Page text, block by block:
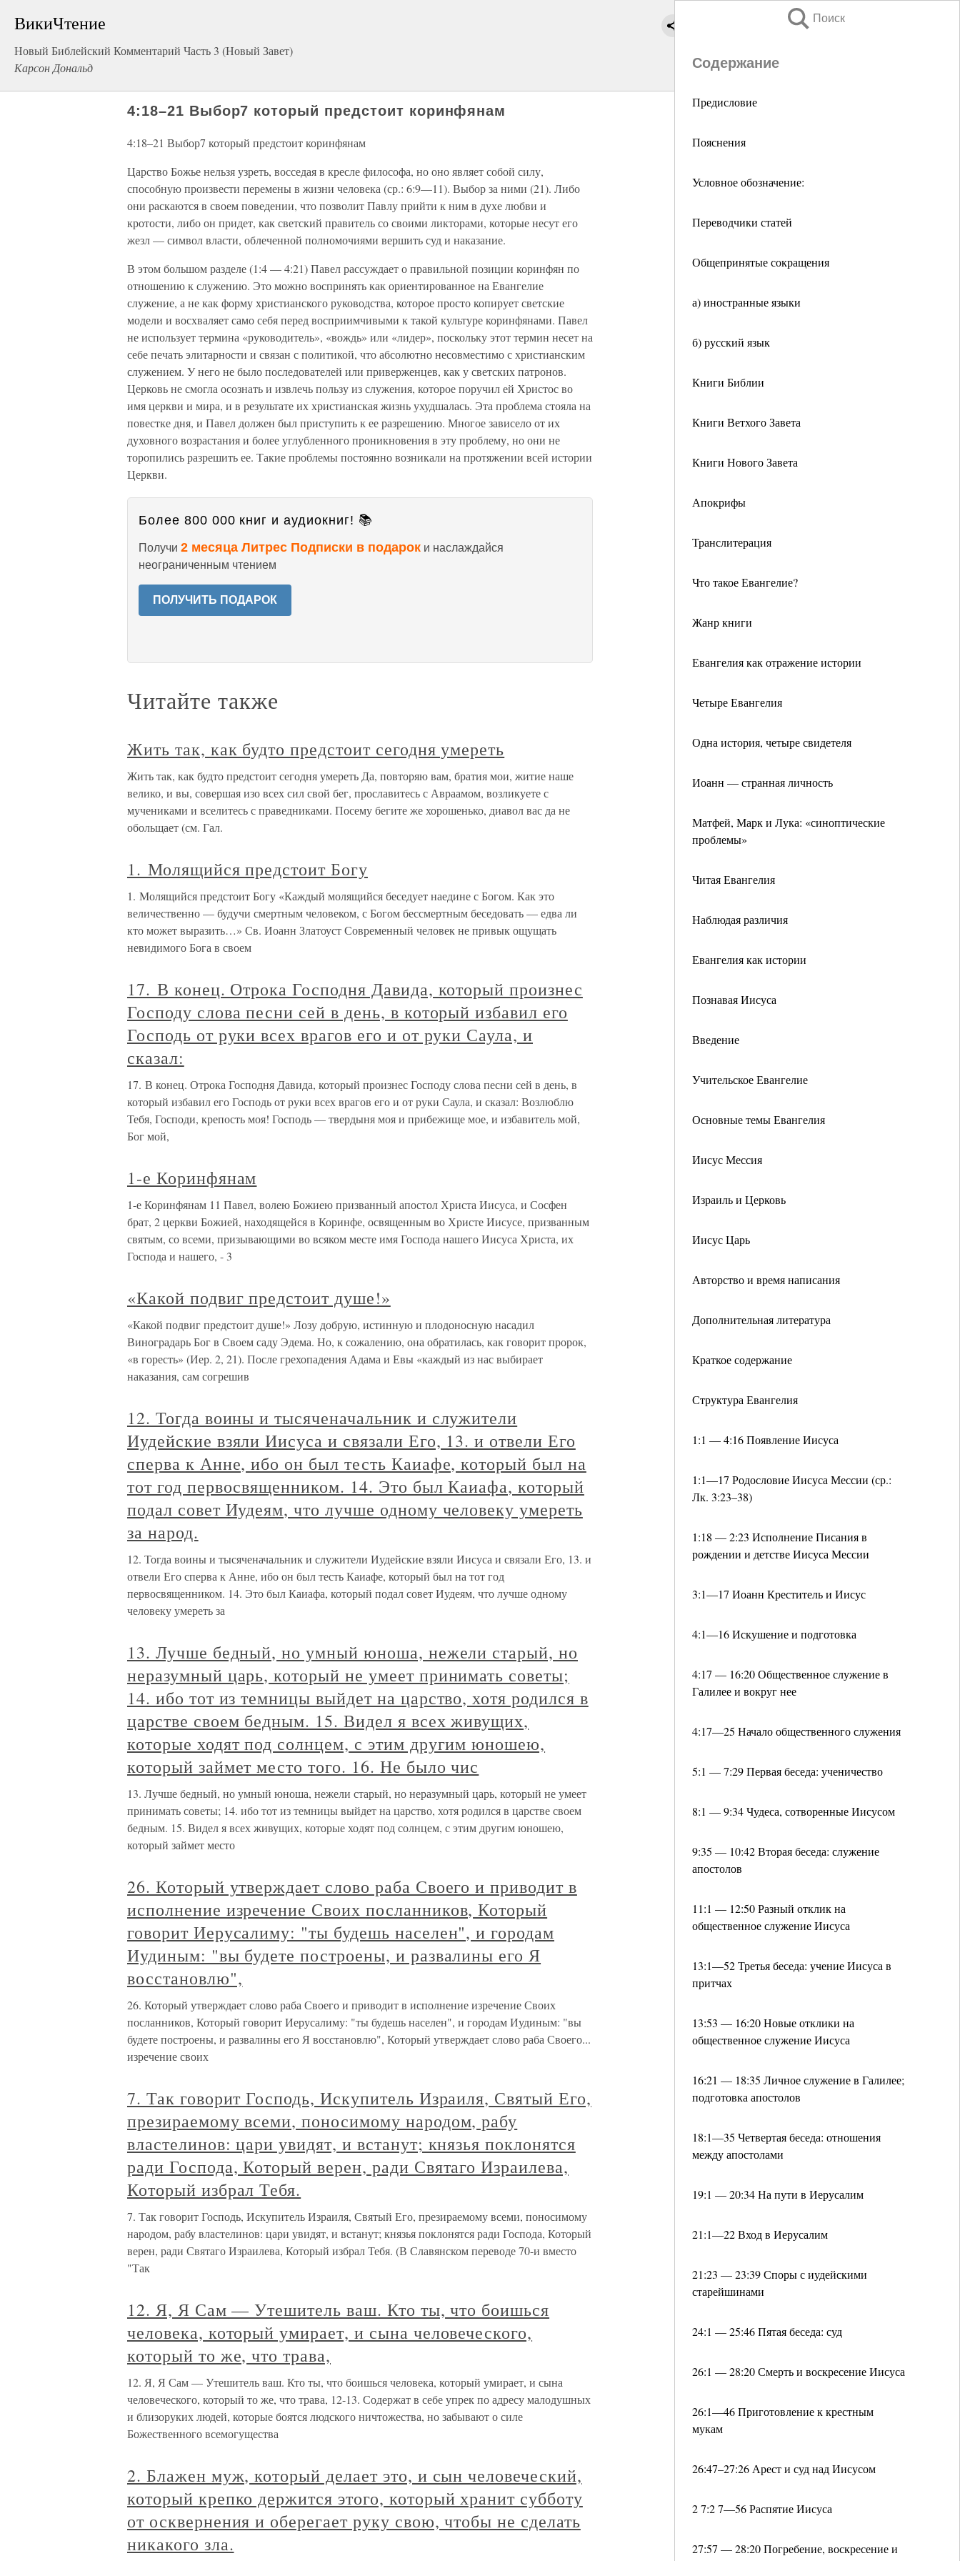
ВикиЧтение
Новый Библейский Комментарий Часть 3 (Новый Завет)
Карсон Дональд
Поиск
Содержание
Предисловие
Пояснения
Условное обозначение:
Переводчики статей
Общепринятые сокращения
а) иностранные языки
б) русский язык
Книги Библии
Книги Ветхого Завета
Книги Нового Завета
Апокрифы
Транслитерация
Что такое Евангелие?
Жанр книги
Евангелия как отражение истории
Четыре Евангелия
Одна история, четыре свидетеля
Иоанн — странная личность
Матфей, Марк и Лука: «синоптические
проблемы»
Читая Евангелия
Наблюдая различия
Евангелия как истории
Познавая Иисуса
Введение
Учительское Евангелие
Основные темы Евангелия
Иисус Мессия
Израиль и Церковь
Иисус Царь
Авторство и время написания
Дополнительная литература
Краткое содержание
Структура Евангелия
1:1 — 4:16 Появление Иисуса
1:1—17 Родословие Иисуса Мессии (ср.:
Лк. 3:23–38)
1:18 — 2:23 Исполнение Писания в
рождении и детстве Иисуса Мессии
3:1—17 Иоанн Креститель и Иисус
4:1—16 Искушение и подготовка
4:17 — 16:20 Общественное служение в
Галилее и вокруг нее
4:17—25 Начало общественного служения
5:1 — 7:29 Первая беседа: ученичество
8:1 — 9:34 Чудеса, сотворенные Иисусом
9:35 — 10:42 Вторая беседа: служение
апостолов
11:1 — 12:50 Разный отклик на
общественное служение Иисуса
13:1—52 Третья беседа: учение Иисуса в
притчах
13:53 — 16:20 Новые отклики на
общественное служение Иисуса
16:21 — 18:35 Личное служение в Галилее;
подготовка апостолов
18:1—35 Четвертая беседа: отношения
между апостолами
19:1 — 20:34 На пути в Иерусалим
21:1—22 Вход в Иерусалим
21:23 — 23:39 Споры с иудейскими
старейшинами
24:1 — 25:46 Пятая беседа: суд
26:1 — 28:20 Смерть и воскресение Иисуса
26:1—46 Приготовление к крестным
мукам
26:47–27:26 Арест и суд над Иисусом
2 7:2 7—56 Распятие Иисуса
27:57 — 28:20 Погребение, воскресение и
4:18–21 Выбор7 который предстоит коринфянам
4:18–21 Выбор7 который предстоит коринфянам
Царство Божье нельзя узреть, восседая в кресле философа, но оно являет собой силу,
способную произвести перемены в жизни человека (ср.: 6:9—11). Выбор за ними (21). Либо
они раскаются в своем поведении, что позволит Павлу прийти к ним в духе любви и
кротости, либо он придет, как светский правитель со своими ликторами, которые несут его
жезл — символ власти, облеченной полномочиями вершить суд и наказание.
В этом большом разделе (1:4 — 4:21) Павел рассуждает о правильной позиции коринфян по
отношению к служению. Это можно воспринять как ориентированное на Евангелие
служение, а не как форму христианского руководства, которое просто копирует светские
модели и восхваляет само себя перед восприимчивыми к такой культуре коринфянами. Павел
не использует термина «руководитель», «вождь» или «лидер», поскольку этот термин несет на
себе печать элитарности и связан с политикой, что абсолютно несовместимо с христианским
служением. У него не было последователей или приверженцев, как у светских патронов.
Церковь не смогла осознать и извлечь пользу из служения, которое поручил ей Христос во
имя церкви и мира, и в результате их христианская жизнь ухудшалась. Эта проблема стояла на
повестке дня, и Павел должен был приступить к ее разрешению. Многое зависело от их
духовного возрастания и более углубленного проникновения в эту проблему, но они не
торопились разрешить ее. Такие проблемы постоянно возникали на протяжении всей истории
Церкви.
Более 800 000 книг и аудиокниг! 📚
Получи 2 месяца Литрес Подписки в подарок и наслаждайся
неограниченным чтением
ПОЛУЧИТЬ ПОДАРОК
Читайте также
Жить так, как будто предстоит сегодня умереть
Жить так, как будто предстоит сегодня умереть Да, повторяю вам, братия мои, житие наше
велико, и вы, совершая изо всех сил свой бег, прославитесь с Авраамом, возликуете с
мучениками и вселитесь с праведниками. Посему бегите же хорошенько, диавол вас да не
обольщает (см. Гал.
1. Молящийся предстоит Богу
1. Молящийся предстоит Богу «Каждый молящийся беседует наедине с Богом. Как это
величественно — будучи смертным человеком, с Богом бессмертным беседовать — едва ли
кто может выразить…» Св. Иоанн Златоуст Современный человек не привык ощущать
невидимого Бога в своем
17. В конец. Отрока Господня Давида, который произнес
Господу слова песни сей в день, в который избавил его
Господь от руки всех врагов его и от руки Саула, и
сказал:
17. В конец. Отрока Господня Давида, который произнес Господу слова песни сей в день, в
который избавил его Господь от руки всех врагов его и от руки Саула, и сказал: Возлюблю
Тебя, Господи, крепость моя! Господь — твердыня моя и прибежище мое, и избавитель мой,
Бог мой,
1-е Коринфянам
1-е Коринфянам 11 Павел, волею Божиею призванный апостол Христа Иисуса, и Сосфен
брат, 2 церкви Божией, находящейся в Коринфе, освященным во Христе Иисусе, призванным
святым, со всеми, призывающими во всяком месте имя Господа нашего Иисуса Христа, их
Господа и нашего, - 3
«Какой подвиг предстоит душе!»
«Какой подвиг предстоит душе!» Лозу добрую, истинную и плодоносную насадил
Виноградарь Бог в Своем саду Эдема. Но, к сожалению, она обратилась, как говорит пророк,
«в горесть» (Иер. 2, 21). После грехопадения Адама и Евы «каждый из нас выбирает
наказания, сам согрешив
12. Тогда воины и тысяченачальник и служители
Иудейские взяли Иисуса и связали Его, 13. и отвели Его
сперва к Анне, ибо он был тесть Каиафе, который был на
тот год первосвященником. 14. Это был Каиафа, который
подал совет Иудеям, что лучше одному человеку умереть
за народ.
12. Тогда воины и тысяченачальник и служители Иудейские взяли Иисуса и связали Его, 13. и
отвели Его сперва к Анне, ибо он был тесть Каиафе, который был на тот год
первосвященником. 14. Это был Каиафа, который подал совет Иудеям, что лучше одному
человеку умереть за
13. Лучше бедный, но умный юноша, нежели старый, но
неразумный царь, который не умеет принимать советы;
14. ибо тот из темницы выйдет на царство, хотя родился в
царстве своем бедным. 15. Видел я всех живущих,
которые ходят под солнцем, с этим другим юношею,
который займет место того. 16. Не было чис
13. Лучше бедный, но умный юноша, нежели старый, но неразумный царь, который не умеет
принимать советы; 14. ибо тот из темницы выйдет на царство, хотя родился в царстве своем
бедным. 15. Видел я всех живущих, которые ходят под солнцем, с этим другим юношею,
который займет место
26. Который утверждает слово раба Своего и приводит в
исполнение изречение Своих посланников, Который
говорит Иерусалиму: "ты будешь населен", и городам
Иудиным: "вы будете построены, и развалины его Я
восстановлю",
26. Который утверждает слово раба Своего и приводит в исполнение изречение Своих
посланников, Который говорит Иерусалиму: "ты будешь населен", и городам Иудиным: "вы
будете построены, и развалины его Я восстановлю", Который утверждает слово раба Своего...
изречение своих
7. Так говорит Господь, Искупитель Израиля, Святый Его,
презираемому всеми, поносимому народом, рабу
властелинов: цари увидят, и встанут; князья поклонятся
ради Господа, Который верен, ради Святаго Израилева,
Который избрал Тебя.
7. Так говорит Господь, Искупитель Израиля, Святый Его, презираемому всеми, поносимому
народом, рабу властелинов: цари увидят, и встанут; князья поклонятся ради Господа, Который
верен, ради Святаго Израилева, Который избрал Тебя. (В Славянском переводе 70-и вместо
"Так
12. Я, Я Сам — Утешитель ваш. Кто ты, что боишься
человека, который умирает, и сына человеческого,
который то же, что трава,
12. Я, Я Сам — Утешитель ваш. Кто ты, что боишься человека, который умирает, и сына
человеческого, который то же, что трава, 12-13. Содержат в себе упрек по адресу малодушных
и близоруких людей, которые боятся людского ничтожества, но забывают о силе
Божественного всемогущества
2. Блажен муж, который делает это, и сын человеческий,
который крепко держится этого, который хранит субботу
от осквернения и оберегает руку свою, чтобы не сделать
никакого зла.